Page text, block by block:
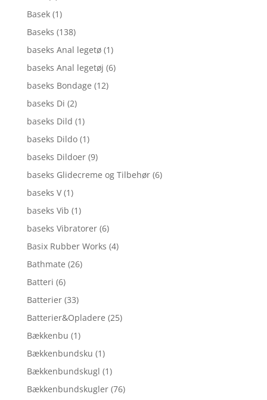
Basek (1)
Baseks (138)
baseks Anal legetø (1)
baseks Anal legetøj (6)
baseks Bondage (12)
baseks Di (2)
baseks Dild (1)
baseks Dildo (1)
baseks Dildoer (9)
baseks Glidecreme og Tilbehør (6)
baseks V (1)
baseks Vib (1)
baseks Vibratorer (6)
Basix Rubber Works (4)
Bathmate (26)
Batteri (6)
Batterier (33)
Batterier&Opladere (25)
Bækkenbu (1)
Bækkenbundsku (1)
Bækkenbundskugl (1)
Bækkenbundskugler (76)